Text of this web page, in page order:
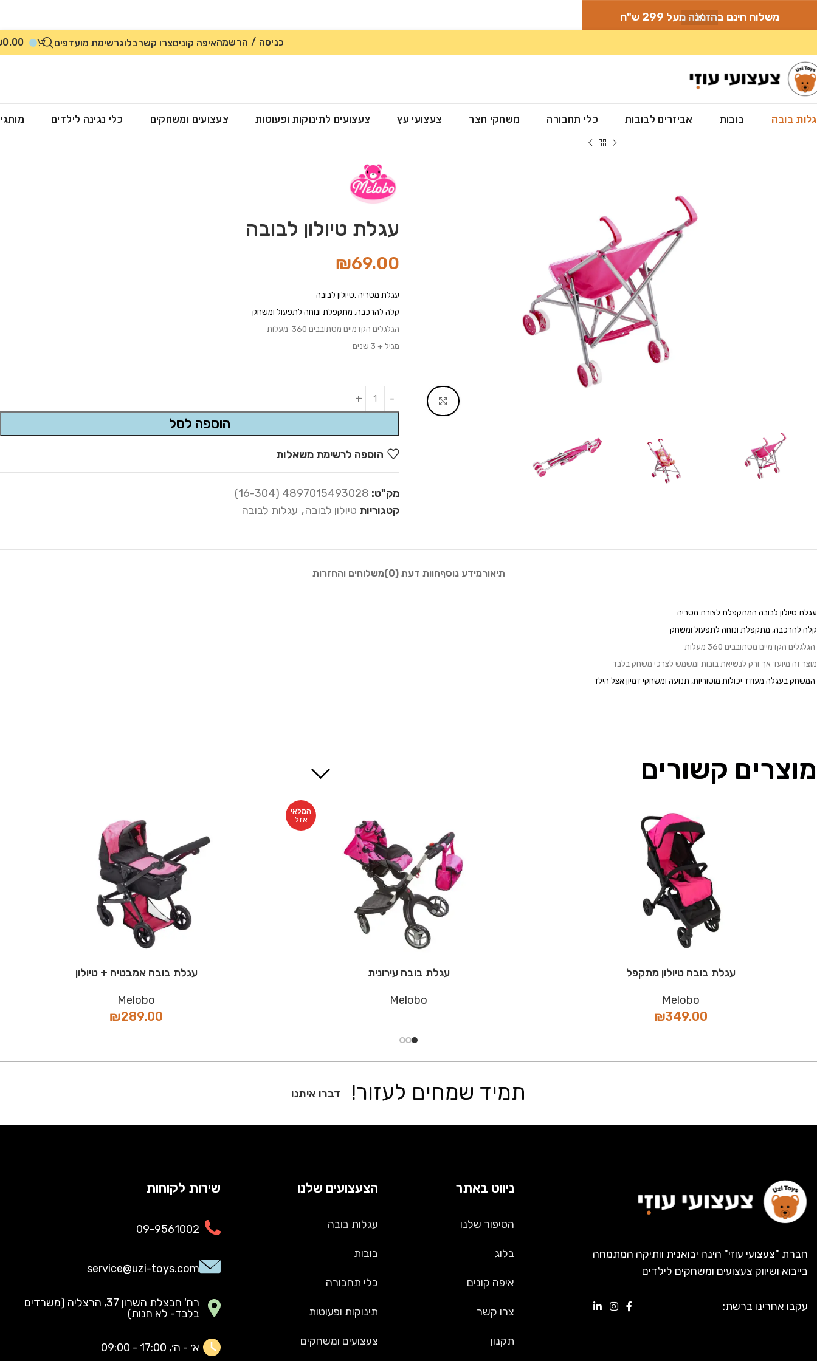
משלוח חינם בהזמנה מעל 299 ש"ח
כניסה / הרשמהאיפה קוניםצרו קשרבלוגרשימת מועדפים 0.00
בובה בובות אביזרים לבובות כלי תחבורה משחקי חצר צעצועי עץ צעצועים לתינוקות ופעוטות צעצועים ומשחקים כלי נגינה לילדים
Click to enlarge
עגלת טיולון לבובה
₪69.00
עגלת מטריה ,טיולון לבובה
קלה להרכבה, מתקפלת ונוחה לתפעול ומשחק
הגלגלים הקדמיים מסתובבים 360
מעלות
מגיל + 3 שנים
הוספה לסל
Alternative:
הוספה לרשימת משאלות
מק"ט: 4897015493028 (16-304)
קטגוריות טיולון לבובה, עגלות לבובה
תיאורמידע נוסףחוות דעת (0) משלוחים והחזרות
עגלת טיולון לבובה המתקפלת לצורת מטריה
קלה להרכבה, מתקפלת ונוחה לתפעול ומשחק
הגלגלים הקדמיים מסתובבים 360 מעלות
מוצר זה מיועד אך ורק לנשיאת בובות ומשמש לצרכי משחק בלבד
המשחק בעגלה מעודד יכולות מוטוריות, תנועה ומשחקי דמיון אצל הילד
מוצרים קשורים
עגלת בובה טיולון מתקפל
Melobo
₪349.00
המלאי
אזל
עגלת בובה עירונית
Melobo
עגלת בובה אמבטיה + טיולון
Melobo
₪289.00
תמיד שמחים לעזור! דברו איתנו
חברת "צעצועי עוזי" הינה יבואנית וותיקה המתמחה
בייבוא ושיווק צעצועים ומשחקים לילדים
עקבו אחרינו ברשת:
ניווט באתר
הסיפור שלנו
בלוג
איפה קונים
צרו קשר
תקנון
הצעצועים שלנו
עגלות בובה
בובות
כלי תחבורה
תינוקות ופעוטות
צעצועים ומשחקים
שירות לקוחות
09-9561002
service@uzi-toys.com
רח' חבצלת השרון 37, הרצליה (משרדים
בלבד- לא חנות)
א׳ - ה׳, 17:00 - 09:00